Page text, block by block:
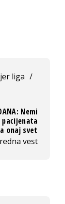
liga /
Nemi
onaj svet
vest